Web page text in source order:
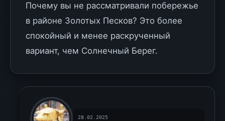
Почему вы не рассматривали побережье
в районе Золотых Песков? Это более
спокойный и менее раскрученный
вариант, чем Солнечный Берег.
28.02.2025